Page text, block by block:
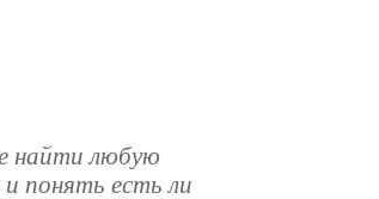
найти любую
понять есть ли